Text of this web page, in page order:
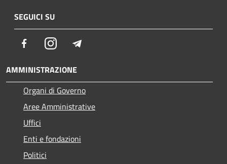
SEGUICI SU
FacebookInstagram
AMMINISTRAZIONE
Organi di Governo
Aree Amministrative
Uffici
Enti e fondazioni
Politici